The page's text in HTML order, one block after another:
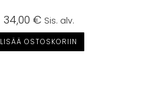
34,00 € Sis. alv.
LISÄÄ OSTOSKORIIN